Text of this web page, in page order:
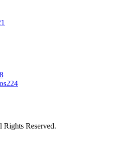
224
Reserved.